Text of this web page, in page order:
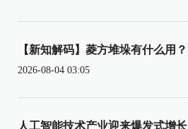
【新知解码】菱方堆垛有什么用？
2026-08-04 03:05
人工智能技术产业迎来爆发式增长